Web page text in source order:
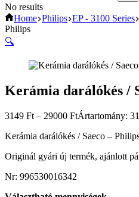
No results
Home Philips EP - 3100 Series
Philips
🔍
Kerámia darálókés /
3149 Ft – 29000 FtÁrtartomány:
Kerámia darálókés / Saeco –
Originál gyári új termék, ajánlott
Nr: 996530016342